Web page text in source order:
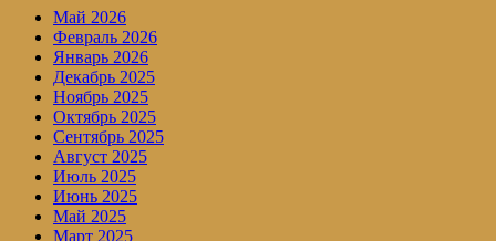
Май 2026
Февраль 2026
Январь 2026
Декабрь 2025
Ноябрь 2025
Октябрь 2025
Сентябрь 2025
Август 2025
Июль 2025
Июнь 2025
Май 2025
Март 2025